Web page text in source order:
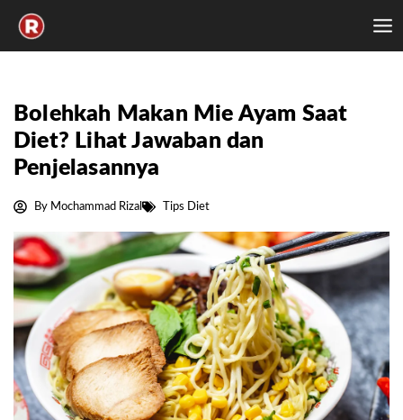
content
Bolehkah Makan Mie Ayam Saat
Diet? Lihat Jawaban dan
Penjelasannya
By Mochammad Rizal Tips Diet